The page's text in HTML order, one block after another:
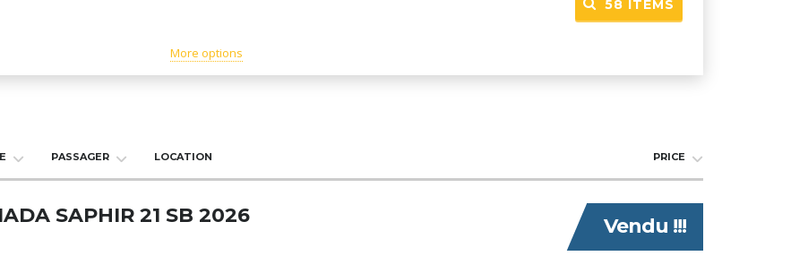
More options
58 ITEMS
PASSAGER LOCATION PRICE
Vendu !!!
SAPHIR 21 SB 2026